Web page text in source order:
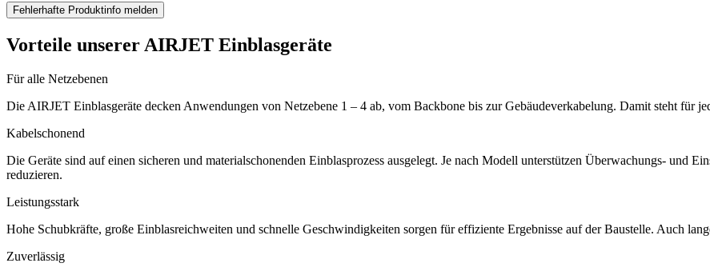
Fehlerhafte Produktinfo melden
Vorteile unserer AIRJET Einblasgeräte
Für alle Netzebenen
Die AIRJET Einblasgeräte decken Anwendungen von Netzebene 1 – 4 ab, vom Backbone bis zur Gebäudeverkabelung. Damit steht für
Kabelschonend
Die Geräte sind auf einen sicheren und materialschonenden Einblasprozess ausgelegt. Je nach Modell unterstützen Überwachungs- und
reduzieren.
Leistungsstark
Hohe Schubkräfte, große Einblasreichweiten und schnelle Geschwindigkeiten sorgen für effiziente Ergebnisse auf der Baustelle. Auch
Zuverlässig